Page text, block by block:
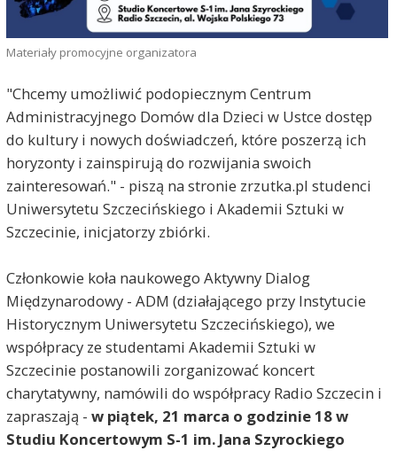
Materiały promocyjne organizatora
"Chcemy umożliwić podopiecznym Centrum
Administracyjnego Domów dla Dzieci w Ustce dostęp
do kultury i nowych doświadczeń, które poszerzą ich
horyzonty i zainspirują do rozwijania swoich
zainteresowań." - piszą na stronie zrzutka.pl studenci
Uniwersytetu Szczecińskiego i Akademii Sztuki w
Szczecinie, inicjatorzy zbiórki.
Członkowie koła naukowego Aktywny Dialog
Międzynarodowy - ADM (działającego przy Instytucie
Historycznym Uniwersytetu Szczecińskiego), we
współpracy ze studentami Akademii Sztuki w
Szczecinie postanowili zorganizować koncert
charytatywny, namówili do współpracy Radio Szczecin i
zapraszają - w piątek, 21 marca o godzinie 18 w
Studiu Koncertowym S-1 im. Jana Szyrockiego